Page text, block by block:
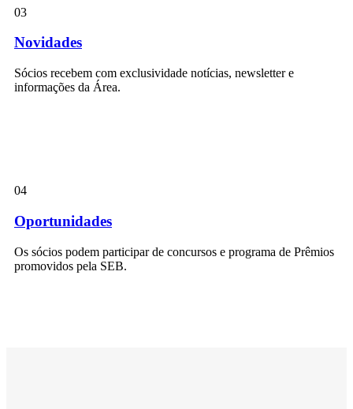
03
Novidades
Sócios recebem com exclusividade notícias, newsletter e
informações da Área.
04
Oportunidades
Os sócios podem participar de concursos e programa de Prêmios
promovidos pela SEB.